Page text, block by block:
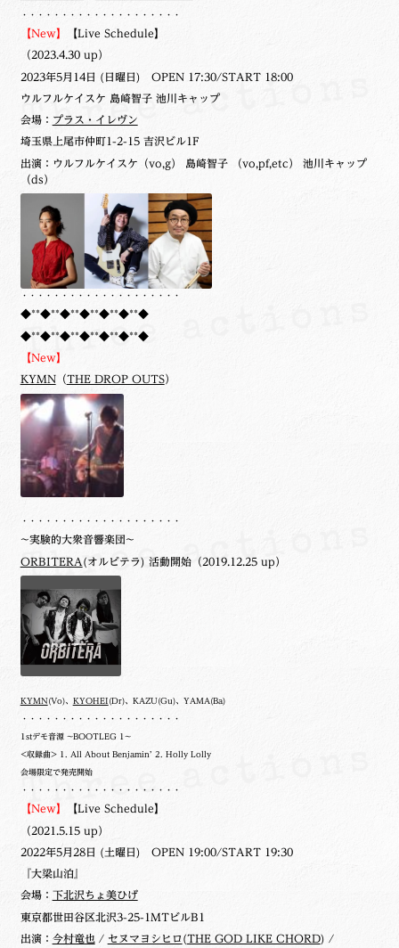
・・・・・・・・・・・・・・・・・・・・
【New】 【Live Schedule】
（2023.4.30 up）
2023年5月14日 (日曜日) OPEN 17:30/START 18:00
ウルフルケイスケ 島崎智子 池川キャップ
会場： プラス・イレヴン
埼玉県上尾市仲町1-2-15 吉沢ビル1F
出演：ウルフルケイスケ（vo,g） 島崎智子 （vo,pf,etc） 池川キャップ
（ds）
・・・・・・・・・・・・・・・・・・・・
◆**◆**◆**◆**◆**◆**◆
◆**◆**◆**◆**◆**◆**◆
【New】
KYMN（THE DROP OUTS）
・・・・・・・・・・・・・・・・・・・・
~実験的大衆音響楽団~
ORBITERA (オルビテラ) 活動開始（2019.12.25 up）
KYMN(Vo)、 KYOHEI (Dr)、KAZU(Gu)、YAMA(Ba)
・・・・・・・・・・・・・・・・・・・・
1stデモ音源 ~BOOTLEG 1~
<収録曲> 1. All About Benjamin’ 2. Holly Lolly
会場限定で発売開始
・・・・・・・・・・・・・・・・・・・・
【New】 【Live Schedule】
（2021.5.15 up）
2022年5月28日 (土曜日) OPEN 19:00/START 19:30
『大梁山泊』
会場： 下北沢ちょ美ひげ
東京都世田谷区北沢3-25-1MTビルB1
出演： 今村竜也 / セヌマヨシヒロ (THE GOD LIKE CHORD) /